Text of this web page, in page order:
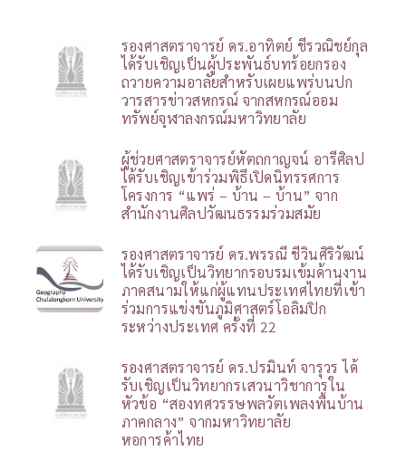
รองศาสตราจารย์ ดร.อาทิตย์ ชีรวณิชย์กุล
ได้รับเชิญเป็นผู้ประพันธ์บทร้อยกรอง
ถวายความอาลัยสำหรับเผยแพร่บนปก
วารสารข่าวสหกรณ์ จากสหกรณ์ออม
ทรัพย์จุฬาลงกรณ์มหาวิทยาลัย
ผู้ช่วยศาสตราจารย์หัตถกาญจน์ อารีศิลป
ได้รับเชิญเข้าร่วมพิธีเปิดนิทรรศการ
โครงการ “แพร่ – บ้าน – บ้าน” จาก
สำนักงานศิลปวัฒนธรรมร่วมสมัย
รองศาสตราจารย์ ดร.พรรณี ชีวินศิริวัฒน์
ได้รับเชิญเป็นวิทยากรอบรมเข้มด้านงาน
ภาคสนามให้แก่ผู้แทนประเทศไทยที่เข้า
ร่วมการแข่งขันภูมิศาสตร์โอลิมปิก
ระหว่างประเทศ ครั้งที่ 22
รองศาสตราจารย์ ดร.ปรมินท์ จารุวร ได้
รับเชิญเป็นวิทยากรเสวนาวิชาการใน
หัวข้อ “สองทศวรรษพลวัตเพลงพื้นบ้าน
ภาคกลาง” จากมหาวิทยาลัย
หอการค้าไทย